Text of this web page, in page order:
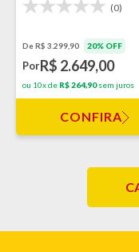
(0)
De R$ 3.299,90 20% OFF
PorR$ 2.649,00
ou 10x de R$ 264,90sem juros
CONFIRA